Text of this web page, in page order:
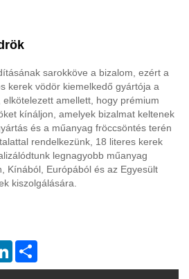
sarokköve a bizalom, ezért a
kerek vödör kiemelkedő gyártója a
amellett, hogy prémium
kínáljon, amelyek bizalmat keltenek
és a műanyag fröccsöntés terén
rendelkezünk, 18 literes kerek
legnagyobb műanyag
Kínából, Európából és az Egyesült
kiszolgálására.
LinkedIn